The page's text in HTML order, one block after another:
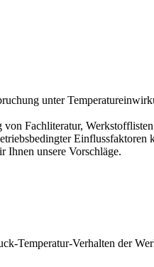
unter
Fachliteratur,
Ihnen unsere Vorschläge.
Temperatur-Verhalten der